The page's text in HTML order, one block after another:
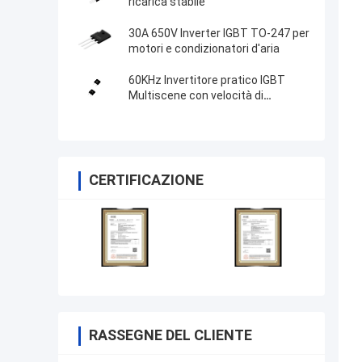
30A 650V Inverter IGBT TO-247 per
motori e condizionatori d'aria
60KHz Invertitore pratico IGBT
Multiscene con velocità di
CERTIFICAZIONE
RASSEGNE DEL CLIENTE